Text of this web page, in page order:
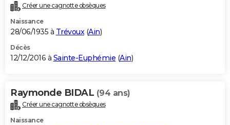
Créer une cagnotte obsèques
Naissance
28/06/1935 à Trévoux(Ain)
Décès
12/12/2016 à Sainte-Euphémie (Ain)
Raymonde BIDAL (94 ans)
Créer une cagnotte obsèques
Naissance